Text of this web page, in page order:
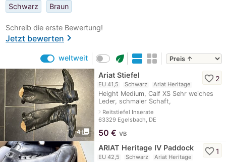
Schwarz Braun
Schreib die erste Bewertung!
Jetzt bewertenchevron_right
weltweit eco
4 photo_library
Ariat Stiefel
EU 41,5 Schwarz Ariat Heritage
Height Medium, Calf XS Sehr weiches
Leder, schmaler Schaft,
Reißverschlüsse in Ordnung
navigate_nextReitstiefel Inserate
63329 Egelsbach, DE
favorite_border 2
50 € VB
ARIAT Heritage IV Paddock
EU 42,5 Schwarz Ariat Heritage
favorite_border1